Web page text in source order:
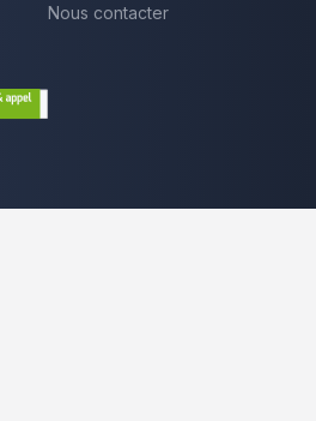
Nous contacter